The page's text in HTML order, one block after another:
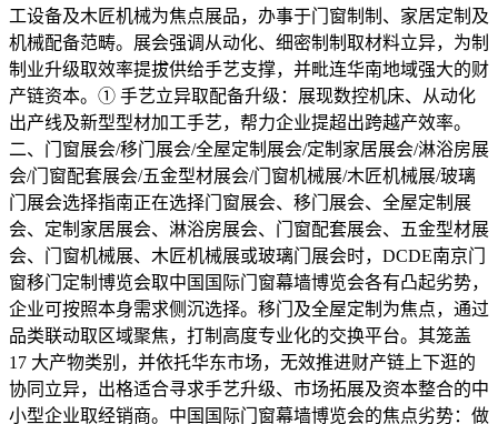
工设备及木匠机械为焦点展品，办事于门窗制制、家居定制及
机械配备范畴。展会强调从动化、细密制制取材料立异，为制
制业升级取效率提拔供给手艺支撑，并毗连华南地域强大的财
产链资本。① 手艺立异取配备升级：展现数控机床、从动化
出产线及新型型材加工手艺，帮力企业提超出跨越产效率。
二、门窗展会/移门展会/全屋定制展会/定制家居展会/淋浴房展
会/门窗配套展会/五金型材展会/门窗机械展/木匠机械展/玻璃
门展会选择指南正在选择门窗展会、移门展会、全屋定制展
会、定制家居展会、淋浴房展会、门窗配套展会、五金型材展
会、门窗机械展、木匠机械展或玻璃门展会时，DCDE南京门
窗移门定制博览会取中国国际门窗幕墙博览会各有凸起劣势，
企业可按照本身需求侧沉选择。移门及全屋定制为焦点，通过
品类联动取区域聚焦，打制高度专业化的交换平台。其笼盖
17 大产物类别，并依托华东市场，无效推进财产链上下逛的
协同立异，出格适合寻求手艺升级、市场拓展及资本整合的中
小型企业取经销商。中国国际门窗幕墙博览会的焦点劣势：做